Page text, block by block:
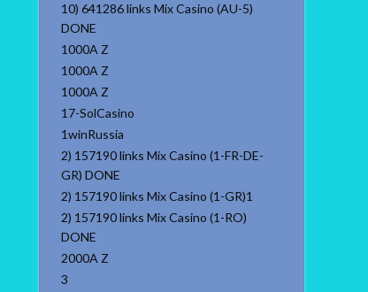
10) 641286 links Mix Casino (AU-5)
DONE
1000A Z
1000A Z
1000A Z
17-SolCasino
1winRussia
2) 157190 links Mix Casino (1-FR-DE-
GR) DONE
2) 157190 links Mix Casino (1-GR)1
2) 157190 links Mix Casino (1-RO)
DONE
2000A Z
3